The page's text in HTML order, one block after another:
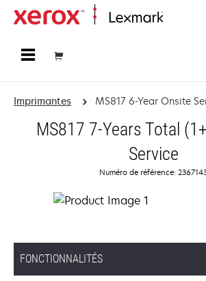
Imprimantes MS817 6-Year Onsite
MS817 7-Years Total
Service
Numéro de référence:
FONCTIONNALITÉS